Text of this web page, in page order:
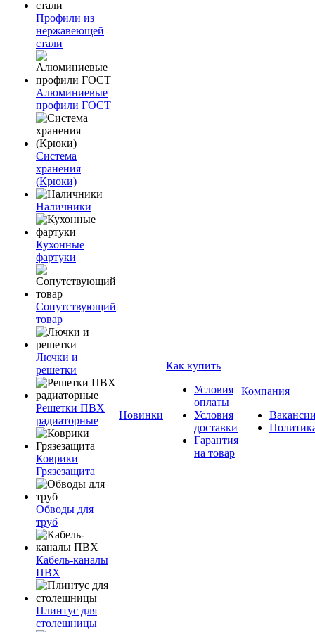
Профили из
нержавеющей
стали
Алюминиевые
профили ГОСТ
Система
хранения
(Крюки)
Наличники
Кухонные
фартуки
Сопутствующий
товар
Лючки и
решетки
Решетки ПВХ
радиаторные
Коврики
Грязезащита
Обводы для
труб
Кабель-каналы
ПВХ
Плинтус для
столешницы
Новинки
Как купить
Условия
оплаты
Условия
доставки
Гарантия
на товар
Компания